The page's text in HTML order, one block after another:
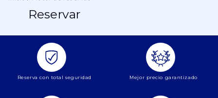
Reservar
Reserva con total seguridad Mejor precio garantizado